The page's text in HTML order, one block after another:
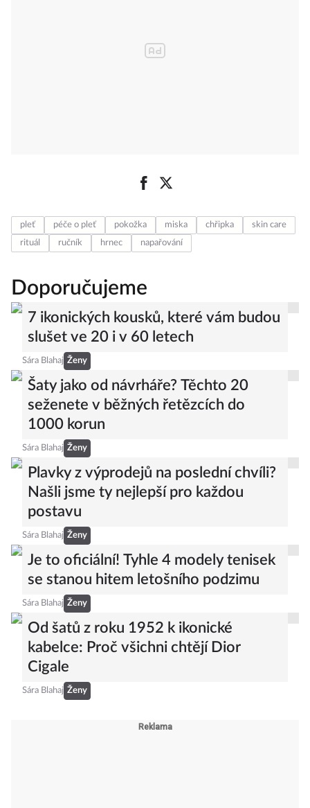
pleť péče o pleť pokožka miska chřipka
skin care
rituál
ručník hrnec napařování
Doporučujeme
7 ikonických kousků, které vám budou
slušet ve 20 i v 60 letech
Sára Blahaj Ženy
Šaty jako od návrháře? Těchto 20
seženete v běžných řetězcích do
1000 korun
Sára Blahaj Ženy
Plavky z výprodejů na poslední chvíli?
Našli jsme ty nejlepší pro každou
postavu
Sára Blahaj Ženy
Je to oficiální! Tyhle 4 modely tenisek
se stanou hitem letošního podzimu
Sára Blahaj Ženy
Od šatů z roku 1952 k ikonické
kabelce: Proč všichni chtějí Dior
Cigale
Sára Blahaj Ženy